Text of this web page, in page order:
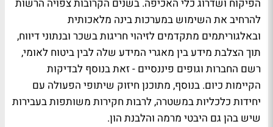
הפיקוח ושדרוג כלי האכיפה. בשנים הקרובות צפויה הרשות
להרחיב את השימוש במערכות בינה מלאכותית
ובאלגוריתמים מתקדמים לזיהוי חריגות בשכר ובנתוני דיווח,
תוך הצלבת מידע בין מאגרי המידע שלה לבין ביטוח לאומי,
רשם החברות וגופים פיננסיים - זאת בנוסף לבדיקות
הקיימות כיום. בנוסף, מתוכנן חיזוק שיתופי הפעולה עם
יחידות כלכליות במשטרה, לרבות חקירות משותפות בעבירות
שיש בהן גם היבטי מרמה והלבנת הון.